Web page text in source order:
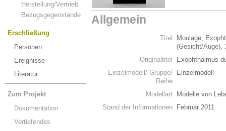
Herstellung/Vertrieb
Bezugsgegenstände
Erschließung
Personen
Ereignisse
Literatur
Zum Projekt
Dokumentation
Vertiefendes
Allgemein
Titel
Moulage,
(Gesicht/Auge),
Originaltitel
Exophthalmus
Einzelmodell/ Gruppe/
Reihe
Einzelmodell
Modellart
Modelle von
Stand der Informationen
Februar 2011